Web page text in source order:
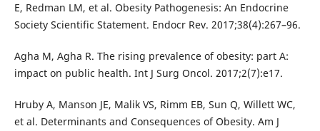
E, Redman LM, et al. Obesity Pathogenesis: An Endocrine
Society Scientific Statement. Endocr Rev. 2017;38(4):267–96.
Agha M, Agha R. The rising prevalence of obesity: part A:
impact on public health. Int J Surg Oncol. 2017;2(7):e17.
Hruby A, Manson JE, Malik VS, Rimm EB, Sun Q, Willett WC,
et al. Determinants and Consequences of Obesity. Am J